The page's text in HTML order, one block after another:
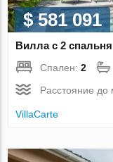
$ 581 091
Вилла с 2
Спален:2
Расстояние
VillaСarte